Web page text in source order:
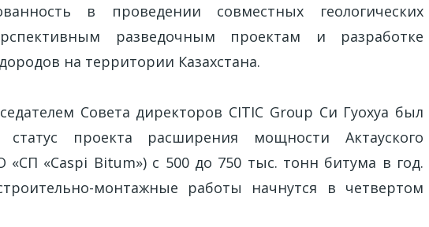
в проведении совместных геологических
разведочным проектам и разработке
на территории Казахстана.
Совета директоров CITIC Group Си Гуохуа был
статус проекта расширения мощности Актауского
«СП «Caspi Bitum») с 500 до 750 тыс. тонн битума в год.
монтажные работы начнутся в четвертом